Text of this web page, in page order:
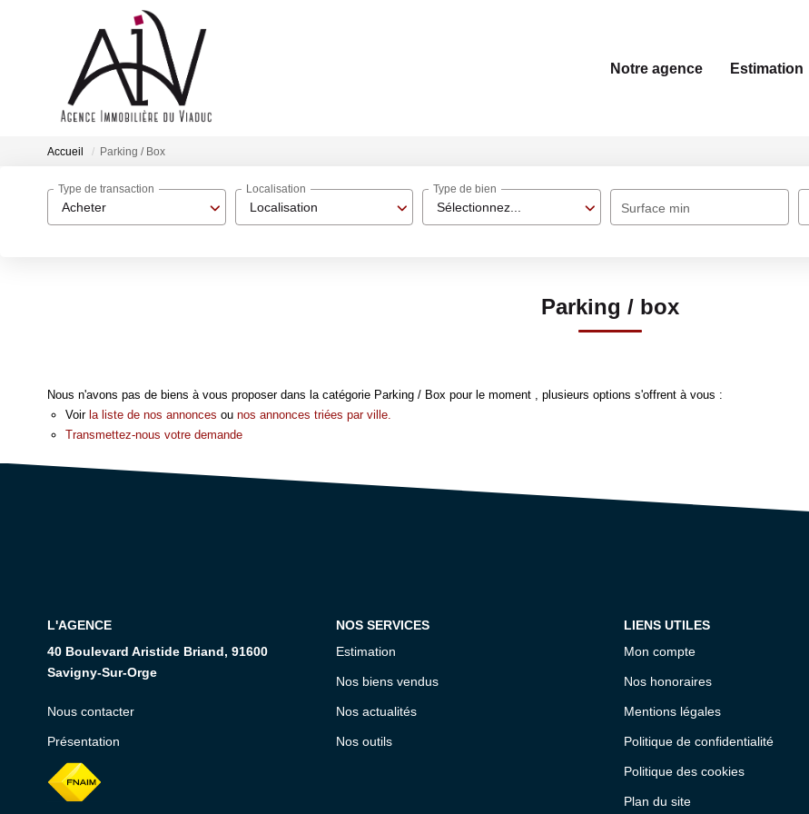
Notre agence Estimation
Accueil Parking / Box
Acheter
Type de transaction
Localisation
Localisation
Sélectionnez...
Type de bien
Surface min
Parking / box
Nous n'avons pas de biens à vous proposer dans la catégorie Parking / Box pour le moment , plusieurs options s'offrent à vous :
Voir la liste de nos annonces ou nos annonces triées par ville.
Transmettez-nous votre demande
L'AGENCE
40 Boulevard Aristide Briand, 91600
Savigny-Sur-Orge
Nous contacter
Présentation
NOS SERVICES
Estimation
Nos biens vendus
Nos actualités
Nos outils
LIENS UTILES
Mon compte
Nos honoraires
Mentions légales
Politique de confidentialité
Politique des cookies
Plan du site